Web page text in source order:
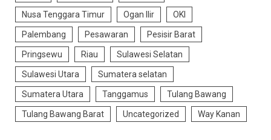
Nusa Tenggara Timur Ogan Ilir OKI
Palembang Pesawaran Pesisir Barat
Pringsewu Riau Sulawesi Selatan
Sulawesi Utara Sumatera selatan
Sumatera Utara Tanggamus Tulang Bawang
Tulang Bawang Barat Uncategorized Way Kanan